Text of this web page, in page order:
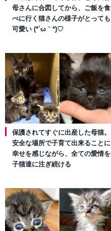
母さんに合図してから、ご飯を食
べに行く猫さんの様子がとっても
可愛い (*´ω｀*)♡
保護されてすぐに出産した母猫。
安全な場所で子育て出来ることに
幸せを感じながら、全ての愛情を
子猫達に注ぎ続ける